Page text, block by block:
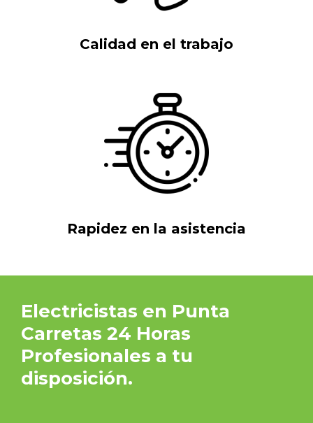
Calidad en el trabajo
Rapidez en la asistencia
Electricistas en Punta
Carretas 24 Horas
Profesionales a tu
disposición.